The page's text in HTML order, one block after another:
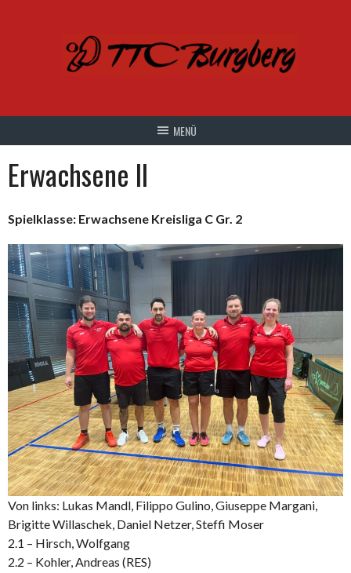
Erwachsene II
Spielklasse: Erwachsene Kreisliga C Gr. 2
Von links: Lukas Mandl, Filippo Gulino, Giuseppe Margani,
Brigitte Willaschek, Daniel Netzer, Steffi Moser
2.1 – Hirsch, Wolfgang
2.2 – Kohler, Andreas (RES)